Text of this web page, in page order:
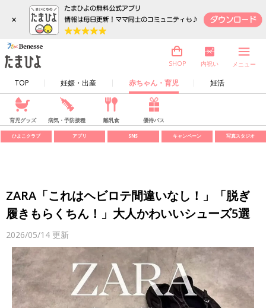
×
TOP 妊娠・出産 赤ちゃん・育児 妊活
SHOP 内祝い メニュー
育児グッズ 病気・予防接種 離乳食 優待パス
ひよこクラブ アプリ SNS キャンペーン 写真スタジオ
ZARA「これはヘビロテ間違いなし！」「脱ぎ
履きもらくちん！」大人かわいいシューズ5選
2026/05/14 更新